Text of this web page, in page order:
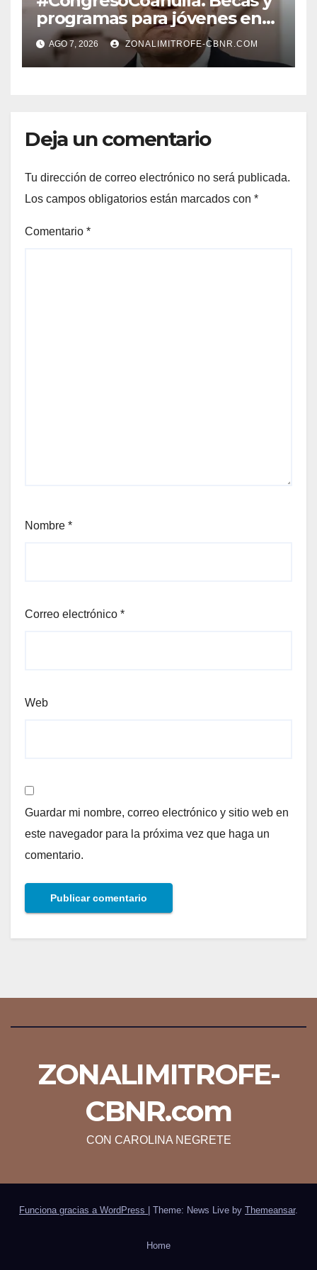
programas para jóvenes en
áreas agropecuarias, plantea
Raúl Onofre
AGO 7, 2026 ZONALIMITROFE-CBNR.COM
Deja un comentario
Tu dirección de correo electrónico no será publicada.
Los campos obligatorios están marcados con *
Comentario *
Nombre *
Correo electrónico *
Web
Guardar mi nombre, correo electrónico y sitio web en
este navegador para la próxima vez que haga un
comentario.
ZONALIMITROFE-
CBNR.com
CON CAROLINA NEGRETE
Funciona gracias a WordPress Theme: News Live by Themeansar.
Home